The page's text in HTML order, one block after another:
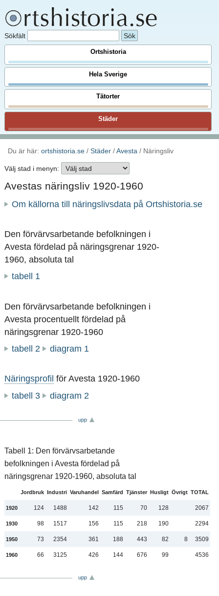
Sökfält
Ortshistoria
Hela Sverige
Tätorter
Städer
Du är här: ortshistoria.se/ Städer/Avesta / Näringsliv
Välj stad i menyn:
Avestas näringsliv 1920-1960
Om källorna till näringslivsdata på Ortshistoria.se
Den förvärvsarbetande befolkningen i
Avesta fördelad på näringsgrenar 1920-
1960, absoluta tal
tabell 1
Den förvärvsarbetande befolkningen i
Avesta procentuellt fördelad på
näringsgrenar 1920-1960
tabell 2
diagram 1
Näringsprofil för Avesta 1920-1960
tabell 3
diagram 2
upp
Tabell 1: Den förvärvsarbetande
befolkningen i Avesta fördelad på
näringsgrenar 1920-1960, absoluta tal
Jordbruk Industri Varuhandel Samfärd Tjänster Husligt Övrigt TOTAL
1920 124 1488 142 115 70 128 2067
1930 98 1517 156 115 218 190 2294
1950 73 2354 361 188 443 82 8 3509
1960 66 3125 426 144 676 99 4536
upp